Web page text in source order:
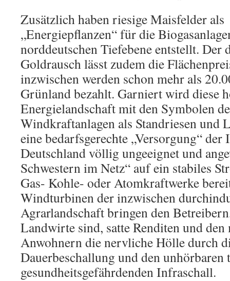
Zusätzlich haben riesige Maisfelder
„Energiepflanzen“ für die
norddeutschen Tiefebene entstellt. Der
Goldrausch lässt zudem die
inzwischen werden schon mehr als
Grünland bezahlt. Garniert wird diese
Energielandschaft mit den Symbolen
Windkraftanlagen als Standriesen und
eine bedarfsgerechte „Versorgung“
Deutschland völlig ungeeignet und
Schwestern im Netz“ auf ein stabiles
Gas- Kohle- oder Atomkraftwerke
Windturbinen der inzwischen
Agrarlandschaft bringen den
Landwirte sind, satte Renditen und den
Anwohnern die nervliche Hölle durch
Dauerbeschallung und den unhörbaren
gesundheitsgefährdenden Infraschall.